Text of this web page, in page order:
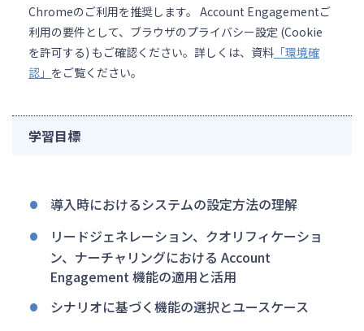
Chromeのご利用を推奨します。 Account Engagementご
利用の要件として、ブラウザのプライバシー設定 (Cookie
を許可する) もご確認ください。詳しくは、資料 「環境確
認」 をご覧ください。
学習目標
導入時におけるシステムの設定方法の理解
リードジェネレーション、クオリフィケーショ
ン、ナーチャリングにおける Account
Engagement 機能の適用と活用
シナリオに基づく機能の選択とユースケース